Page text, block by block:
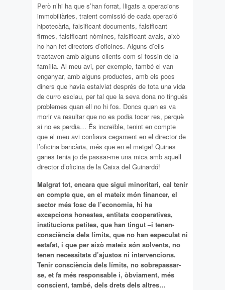
Però n’hi ha que s’han forrat, lligats a operacions
immobiliàries, traient comissió de cada operació
hipotecària, falsificant documents, falsificant
firmes, falsificant nòmines, falsificant avals, això
ho han fet directors d’oficines. Alguns d’ells
tractaven amb alguns clients com si fossin de la
família. Al meu avi, per exemple, també el van
enganyar, amb alguns productes, amb els pocs
diners que havia estalviat després de tota una vida
de curro esclau, per tal que la seva dona no tingués
problemes quan ell no hi fos. Doncs quan es va
morir va resultar que no es podia tocar res, perquè
si no es perdia… És increïble, tenint en compte
que el meu avi confiava cegament en el director de
l’oficina bancària, més que en el metge! Quines
ganes tenia jo de passar-me una mica amb aquell
director d’oficina de la Caixa del Guinardó!
Malgrat tot, encara que sigui minoritari, cal tenir
en compte que, en el mateix món financer, el
sector més fosc de l’economia, hi ha
excepcions honestes, entitats cooperatives,
institucions petites, que han tingut –i tenen-
consciència dels límits, que no han especulat ni
estafat, i que per això mateix són solvents, no
tenen necessitats d’ajustos ni intervencions.
Tenir consciència dels límits, no sobrepassar-
se, et fa més responsable i, òbviament, més
conscient, també, dels drets dels altres…